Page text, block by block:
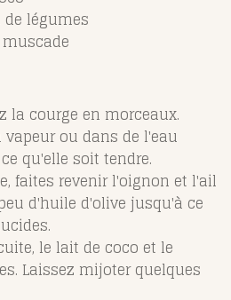
légumes
la courge en morceaux.
ou dans de l'eau
qu'elle soit tendre.
faites revenir l'oignon et l'ail
d'huile d'olive jusqu'à ce
le lait de coco et le
Laissez mijoter quelques